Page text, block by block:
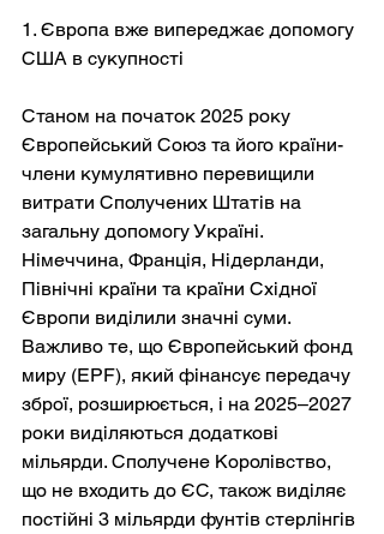
1. Європа вже випереджає допомогу
США в сукупності
Станом на початок 2025 року
Європейський Союз та його країни-
члени кумулятивно перевищили
витрати Сполучених Штатів на
загальну допомогу Україні.
Німеччина, Франція, Нідерланди,
Північні країни та країни Східної
Європи виділили значні суми.
Важливо те, що Європейський фонд
миру (EPF), який фінансує передачу
зброї, розширюється, і на 2025–2027
роки виділяються додаткові
мільярди. Сполучене Королівство,
що не входить до ЄС, також виділяє
постійні 3 мільярди фунтів стерлінгів